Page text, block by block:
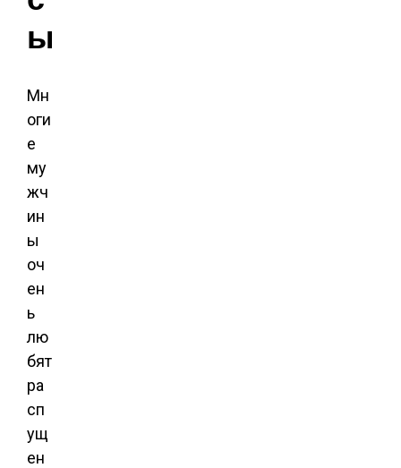
ы
Мн
оги
е
му
жч
ин
ы
оч
ен
ь
лю
бят
ра
сп
ущ
ен